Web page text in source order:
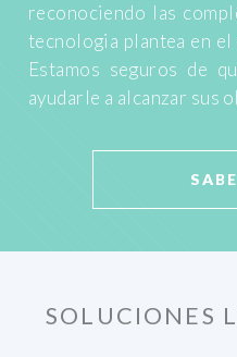
reconociendo las
tecnologia plantea en
Estamos seguros de
ayudarle a alcanzar sus
SOLUCIONES